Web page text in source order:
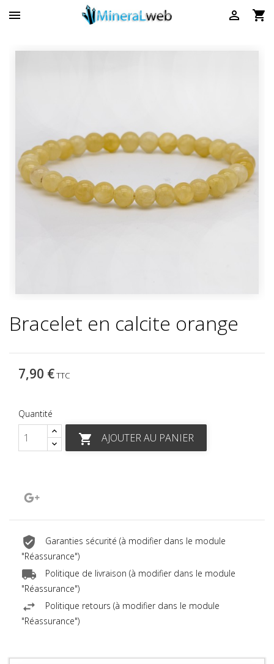
 

Bracelet en calcite orange
7,90 €TTC
Quantité
 AJOUTER AU PANIER
Garanties sécurité (à modifier dans le module
"Réassurance")
Politique de livraison (à modifier dans le module
"Réassurance")
Politique retours (à modifier dans le module
"Réassurance")